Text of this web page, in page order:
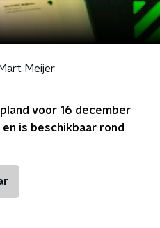
Mart Meijer
voor 16 december
en is beschikbaar rond